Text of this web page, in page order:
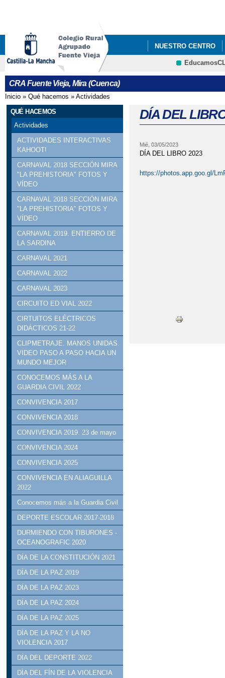
NUESTRO CENTRO
CONVIVENCIA 2023
LISTADO DE LIBROS
CRA Fuente Vieja, Mira (Cuenca)
Se encuentra usted aquí
Inicio » Qué hacemos » Actividades
QUÉ HACEMOS
Actividades
ACTIVIDADES INTERACTIVAS
KAHOOT!
CARNAVAL 2018 SECCIÓN MIRA
"LA PREHISTORIA" FOTOS Y
VÍDEO
CARNAVAL 2018 SECCIÓN MIRA
"LA PREHISTORIA" FOTOS Y
VÍDEO
CARNAVAL 2019. ENTIERRO DE
LA SARDINA
CARNAVAL 2021
CARNAVAL 2022
CARNAVAL 2023
CIRCUITO ED VIAL 2022
CIRTUITOS ELÉCTRICOS
DIDÁCTICOS 21-22
CLIPMETRAJE. MANOS UNIDAS.
VÍDEO PASO A PASO HACIA UN
MUNDO MEJOR
CONOCEMOS MÁS A LA
GUARDIA CIVIL 2022
CONVIVENCIA 2017
CONVIVENCIA 2018
CONVIVENCIA 2019. 23 de mayo
CONVIVENCIA 2024
CONVIVENCIA 2025
CONVIVENCIA EN ALIAGUILLA
2022
Conocemos más a la Guardia Civil
DEPORTE ESCOLAR 2017-2018
DURMIENDO CON TIBURONES -
OCEANOGRAFIC 2020
DÍA DE LA CONSTITUCIÓN 2021
DÍA DE LA PAZ 2019
DÍA DE LA PAZ 2023
DÍA DE LA PAZ 2024
DÍA DE LA PAZ 2025
DÍA DE LA PAZ Y LA NO
VIOLENCIA 2017
DÍA DEL DEPORTE 2022
DÍA DEL FÍN DE LA VIOLENCIA
DÍA DEL
Mié, 03/05/2023
DÍA DEL LIBRO 2023
https://photos.app.goo.gl/